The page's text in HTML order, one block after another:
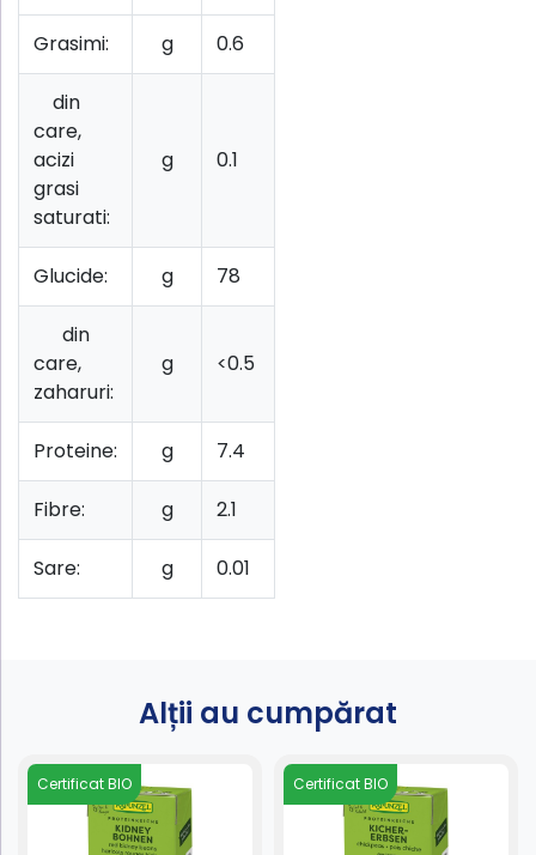
Grasimi: g 0.6
din
care,
acizi
grasi
saturati:
g 0.1
Glucide: g 78
din
care,
zaharuri:
g <0.5
Proteine: g 7.4
Fibre: g 2.1
Sare: g 0.01
Alții au cumpărat
Certificat BIO Certificat BIO